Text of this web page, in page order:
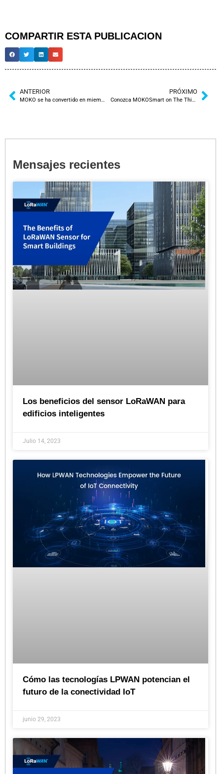
COMPARTIR ESTA PUBLICACION
ANTERIOR
MOKO se ha convertido en miembro de la red BSCI
PRÓXIMO
Conozca MOKOSmart on The Things Conference
Mensajes recientes
Los beneficios del sensor LoRaWAN para
edificios inteligentes
Julio 14, 2023
Cómo las tecnologías LPWAN potencian el
futuro de la conectividad IoT
junio 29, 2023